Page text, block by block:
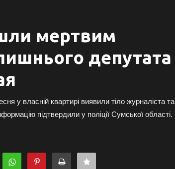
мертвим
депутата
у власній квартирі виявили тіло журналіста та
підтвердили у поліції Сумської області.